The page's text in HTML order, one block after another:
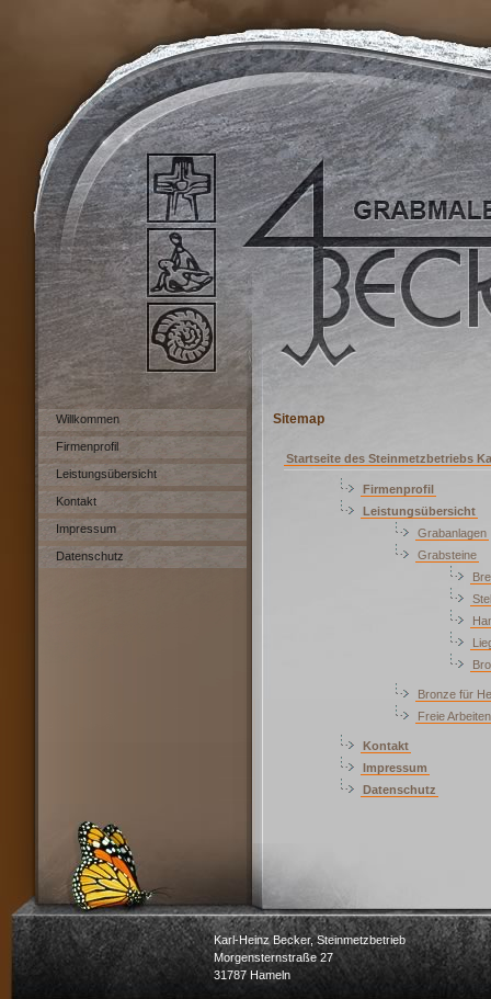
Willkommen
Firmenprofil
Leistungsübersicht
Kontakt
Impressum
Datenschutz
Sitemap
Startseite des Steinmetzbetriebs
Firmenprofil
Leistungsübersicht
Grabanlagen
Grabsteine
Bronze für
Freie Arbeiten
Kontakt
Impressum
Datenschutz
Karl-Heinz Becker, Steinmetzbetrieb
Morgensternstraße 27
31787 Hameln